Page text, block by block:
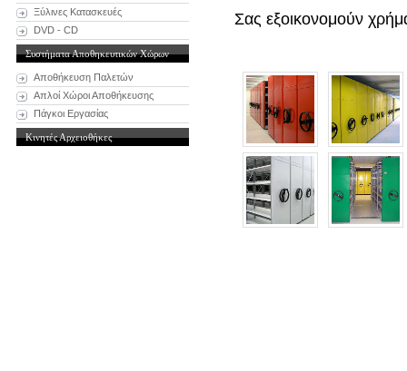
Ξύλινες Κατασκευές
DVD - CD
Συστήματα Αποθηκευτικών Χώρων
Αποθήκευση Παλετών
Απλοί Χώροι Αποθήκευσης
Πάγκοι Εργασίας
Κινητές Αρχειοθήκες
Σας εξοικονομούν